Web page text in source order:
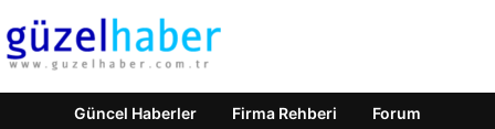
Güncel Haberler Firma Rehberi Forum